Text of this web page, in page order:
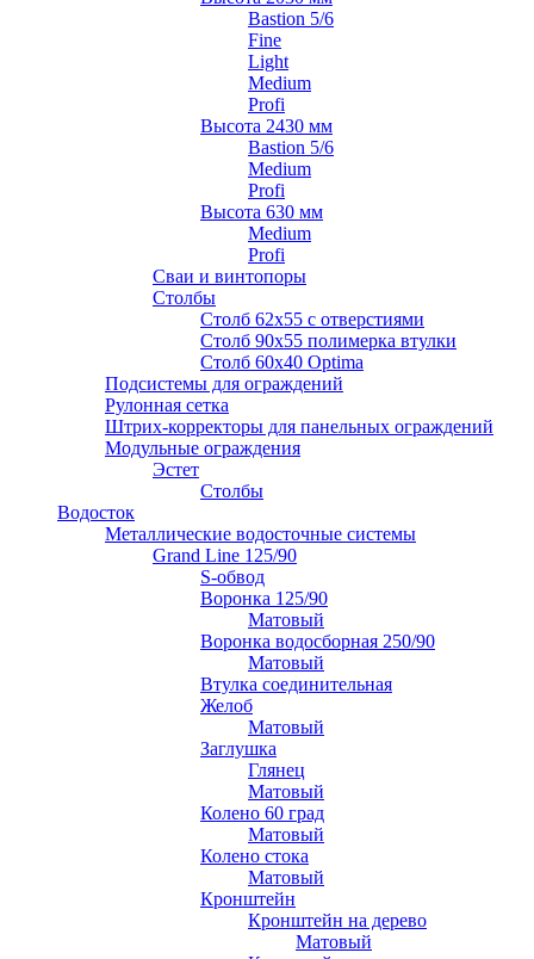
Bastion 5/6
Fine
Light
Medium
Profi
Высота 2430 мм
Bastion 5/6
Medium
Profi
Высота 630 мм
Medium
Profi
Сваи и винтопоры
Столбы
Cтолб 62х55 с отверстиями
Cтолб 90х55 полимерка втулки
Столб 60х40 Optima
Подсистемы для ограждений
Рулонная сетка
Штрих-корректоры для панельных ограждений
Модульные ограждения
Эстет
Столбы
Водосток
Металлические водосточные системы
Grand Line 125/90
S-обвод
Воронка 125/90
Матовый
Воронка водосборная 250/90
Матовый
Втулка соединительная
Желоб
Матовый
Заглушка
Глянец
Матовый
Колено 60 град
Матовый
Колено стока
Матовый
Кронштейн
Кронштейн на дерево
Матовый